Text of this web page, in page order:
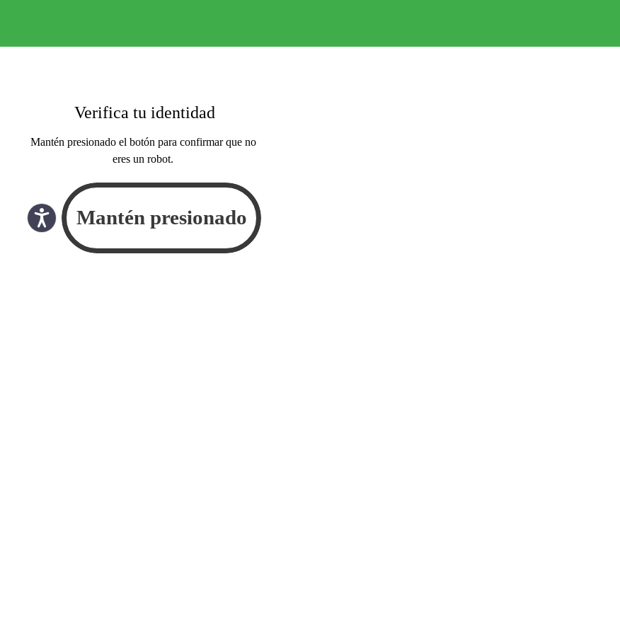
Verifica tu identidad
Mantén presionado el botón para confirmar que no
eres un robot.